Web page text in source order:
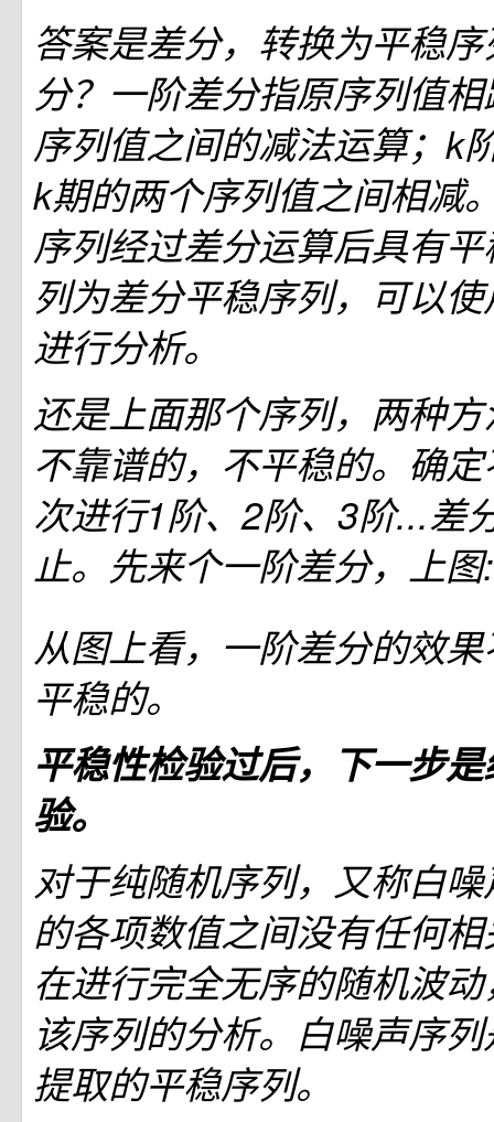
答案是差分，转换为平稳
分？一阶差分指原序列值
序列值之间的减法运算；k
k期的两个序列值之间相减
序列经过差分运算后具有
列为差分平稳序列，可以
进行分析。
还是上面那个序列，两种
不靠谱的，不平稳的。确
次进行1阶、2阶、3阶...差
止。先来个一阶差分，上图:
从图上看，一阶差分的效
平稳的。
平稳性检验过后，下一步
验。
对于纯随机序列，又称白
的各项数值之间没有任何
在进行完全无序的随机波
该序列的分析。白噪声序
提取的平稳序列。